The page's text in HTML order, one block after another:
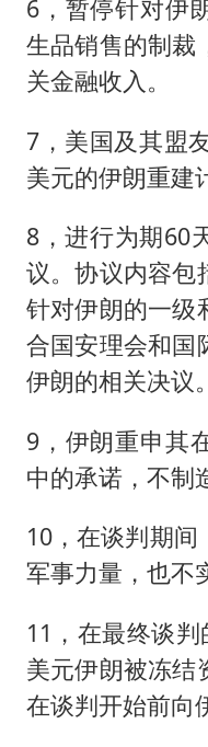
6，暂停针对伊
生品销售的制裁
关金融收入。
7，美国及其盟
美元的伊朗重建
8，进行为期60
议。协议内容包
针对伊朗的一级
合国安理会和国
伊朗的相关决议。
9，伊朗重申其
中的承诺，不制
10，在谈判期
军事力量，也不
11，在最终谈
美元伊朗被冻结
在谈判开始前向